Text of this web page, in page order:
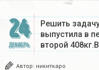
24
ДЕКАБРЬ
Решить
выпустила в
второй
Автор: никиткаро